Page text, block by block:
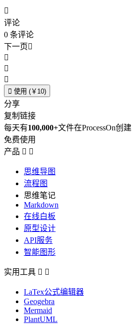

评论
0 条评论
下一页



 使用 (￥10)
分享
复制链接
每天有100,000+文件在ProcessOn创建
免费使用
产品  
思维导图
流程图
思维笔记
Markdown
在线白板
原型设计
API服务
智能图形
实用工具  
LaTex公式编辑器
Geogebra
Mermaid
PlantUML